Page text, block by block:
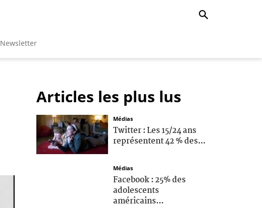
Newsletter
Articles les plus lus
Médias
Twitter : Les 15/24 ans
représentent 42 % des...
Médias
Facebook : 25% des
adolescents
américains...